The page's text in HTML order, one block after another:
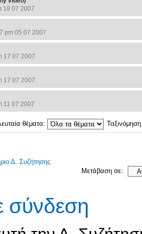
18 07 2007
pm 05 07 2007
17 07 2007
17 07 2007
11 07 2007
θέματα:
Δ. Συζήτησης
Μετάβαση σε:
σύνδεση